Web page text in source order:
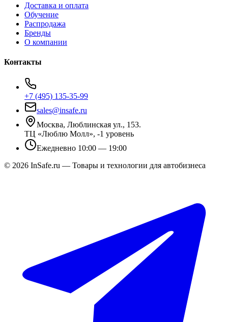
Доставка и оплата
Обучение
Распродажа
Бренды
О компании
Контакты
+7 (495) 135-35-99
sales@insafe.ru
Москва, Люблинская ул., 153.
ТЦ «Люблю Молл», -1 уровень
Ежедневно 10:00 — 19:00
© 2026 InSafe.ru — Товары и технологии для автобизнеса